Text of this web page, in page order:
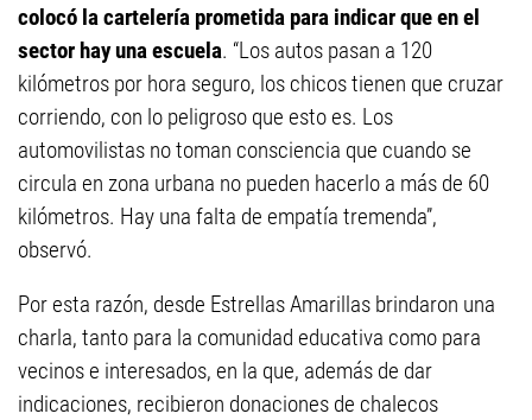
colocó la cartelería prometida para indicar que en el
sector hay una escuela. “Los autos pasan a 120
kilómetros por hora seguro, los chicos tienen que cruzar
corriendo, con lo peligroso que esto es. Los
automovilistas no toman consciencia que cuando se
circula en zona urbana no pueden hacerlo a más de 60
kilómetros. Hay una falta de empatía tremenda”,
observó.
Por esta razón, desde Estrellas Amarillas brindaron una
charla, tanto para la comunidad educativa como para
vecinos e interesados, en la que, además de dar
indicaciones, recibieron donaciones de chalecos